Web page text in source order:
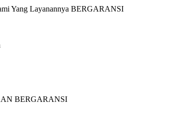
Yang Layanannya BERGARANSI
BERGARANSI